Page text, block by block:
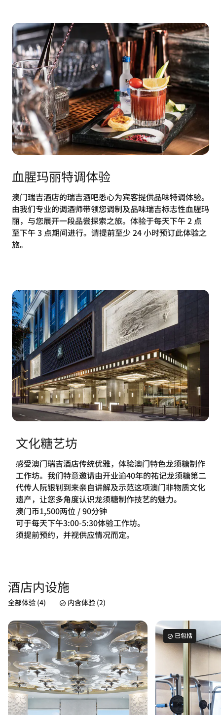
血腥玛丽特调体验
澳门瑞吉酒店的瑞吉酒吧悉心为宾客提供品味特调体验。
由我们专业的调酒师带领您调制及品味瑞吉标志性血腥玛
丽，与您展开一段品尝探索之旅。体验于每天下午 2 点
至下午 3 点期间进行。请提前至少 24 小时预订此体验之
旅。
文化糖艺坊
感受澳门瑞吉酒店传统优雅，体验澳门特色龙须糖制作
工作坊。我们特意邀请由开业逾40年的祐记龙须糖第二
代传人阮银钊到来亲自讲解及示范这项澳门非物质文化
遗产，让您多角度认识龙须糖制作技艺的魅力。
澳门币1,500两位 / 90分钟
可于每天下午3:00-5:30体验工作坊。
须提前预约，并视供应情况而定。
酒店内设施
全部体验 (4) 内含体验 (2)
已包括